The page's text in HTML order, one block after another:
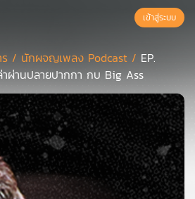
เข้าสู่ระบบ
ร / นักผจญเพลง Podcast / EP.
ผ่านปลายปากกา กบ Big Ass